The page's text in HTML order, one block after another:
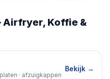
Koffie &
· afzuigkappen
Bekijk →